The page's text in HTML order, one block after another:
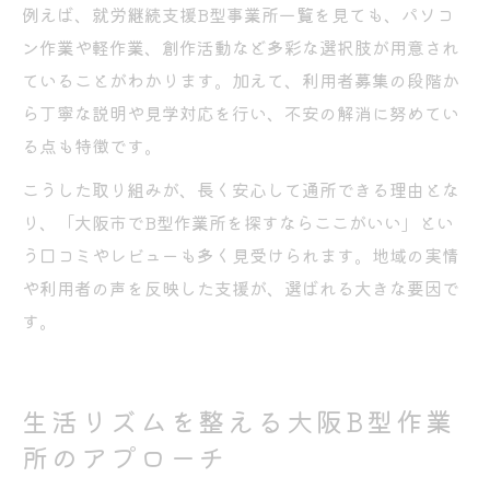
例えば、就労継続支援B型事業所一覧を見ても、パソコ
ン作業や軽作業、創作活動など多彩な選択肢が用意され
ていることがわかります。加えて、利用者募集の段階か
ら丁寧な説明や見学対応を行い、不安の解消に努めてい
る点も特徴です。
こうした取り組みが、長く安心して通所できる理由とな
り、「大阪市でB型作業所を探すならここがいい」とい
う口コミやレビューも多く見受けられます。地域の実情
や利用者の声を反映した支援が、選ばれる大きな要因で
す。
生活リズムを整える大阪B型作業
所のアプローチ